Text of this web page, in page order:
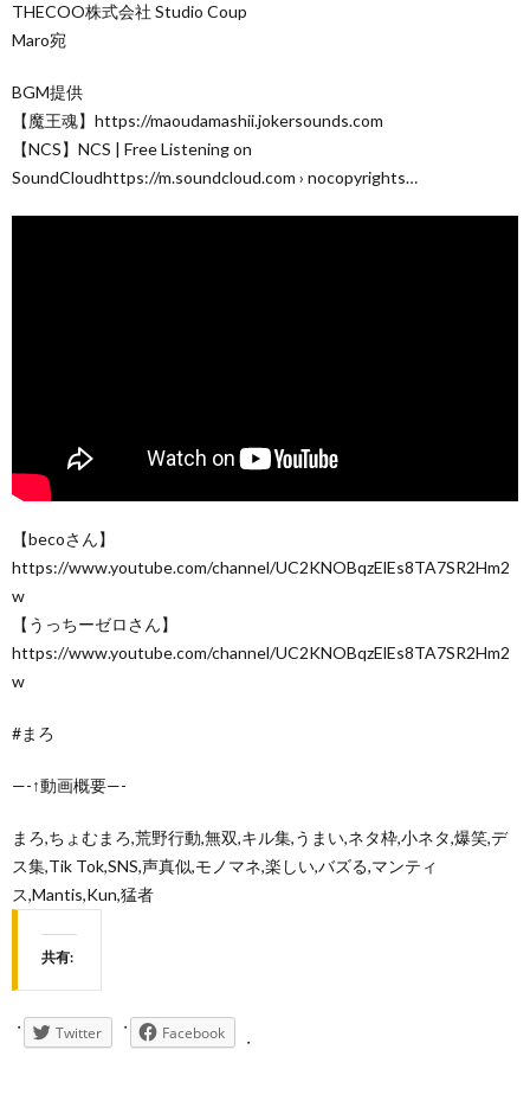
THECOO株式会社 Studio Coup
Maro宛
BGM提供
【魔王魂】https://maoudamashii.jokersounds.com
【NCS】NCS | Free Listening on
SoundCloudhttps://m.soundcloud.com › nocopyrights…
【becoさん】
https://www.youtube.com/channel/UC2KNOBqzElEs8TA7SR2Hm2
w
【うっちーゼロさん】
https://www.youtube.com/channel/UC2KNOBqzElEs8TA7SR2Hm2
w
#まろ
—-↑動画概要—-
まろ,ちょむまろ,荒野行動,無双,キル集,うまい,ネタ枠,小ネタ,爆笑,デ
ス集,Tik Tok,SNS,声真似,モノマネ,楽しい,バズる,マンティ
ス,Mantis,Kun,猛者
共有:
Twitter Facebook